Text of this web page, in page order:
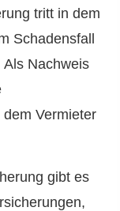
tritt in dem
Schadensfall
Nachweis
Vermieter
gibt es